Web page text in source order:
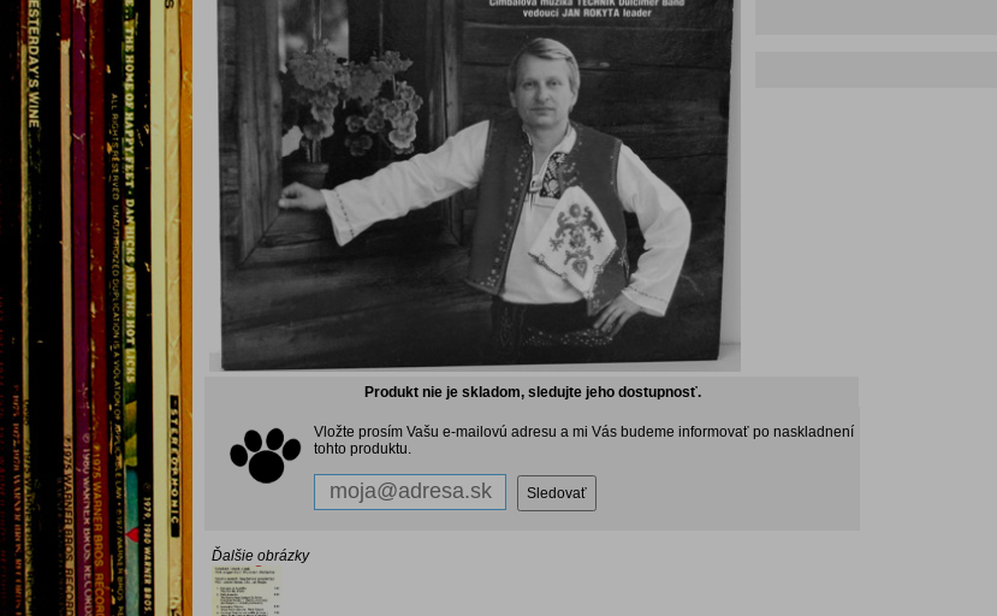
Produkt nie je skladom, sledujte jeho dostupnosť.
Vložte prosím Vašu e-mailovú adresu a mi Vás budeme informovať po naskladnení
tohto produktu.
Ďalšie obrázky